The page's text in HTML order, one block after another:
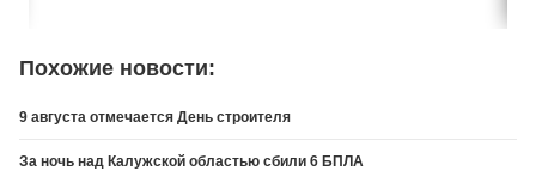
Похожие новости:
9 августа отмечается День строителя
За ночь над Калужской областью сбили 6 БПЛА